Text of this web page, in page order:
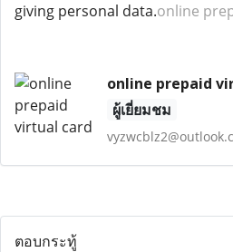
giving personal data.online
online prepaid
ผู้เยี่ยมชม
ตอบกระทู้